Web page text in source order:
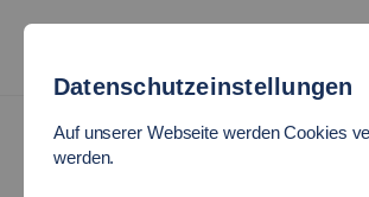
Datenschutzeinstellungen
Auf unserer Webseite werden Cookies
werden.